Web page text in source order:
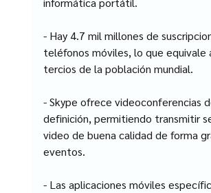
- Hay 4.7 mil millones de
teléfonos móviles, lo que equivale
tercios de la población mundial.
- Skype ofrece videoconferencias
definición, permitiendo transmitir
video de buena calidad de forma
eventos.
- Las aplicaciones móviles